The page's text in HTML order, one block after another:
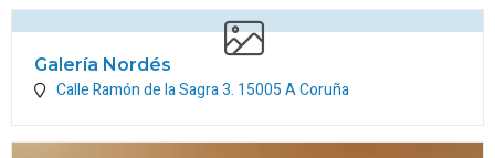
Galería Nordés
Calle Ramón de la Sagra 3. 15005A Coruña